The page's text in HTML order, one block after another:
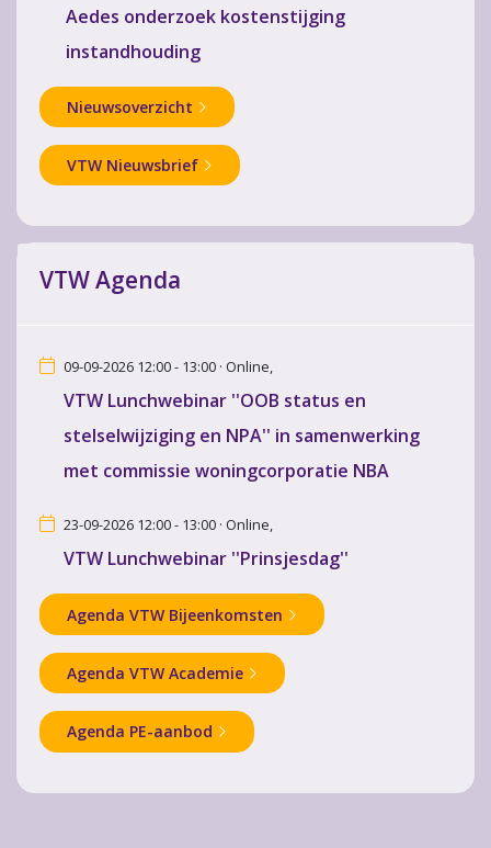
Aedes onderzoek kostenstijging
instandhouding
Nieuwsoverzicht
VTW Nieuwsbrief
VTW Agenda
09-09-2026 12:00 - 13:00 · Online,
VTW Lunchwebinar ''OOB status en
stelselwijziging en NPA'' in samenwerking
met commissie woningcorporatie NBA
23-09-2026 12:00 - 13:00 · Online,
VTW Lunchwebinar ''Prinsjesdag''
Agenda VTW Bijeenkomsten
Agenda VTW Academie
Agenda PE-aanbod